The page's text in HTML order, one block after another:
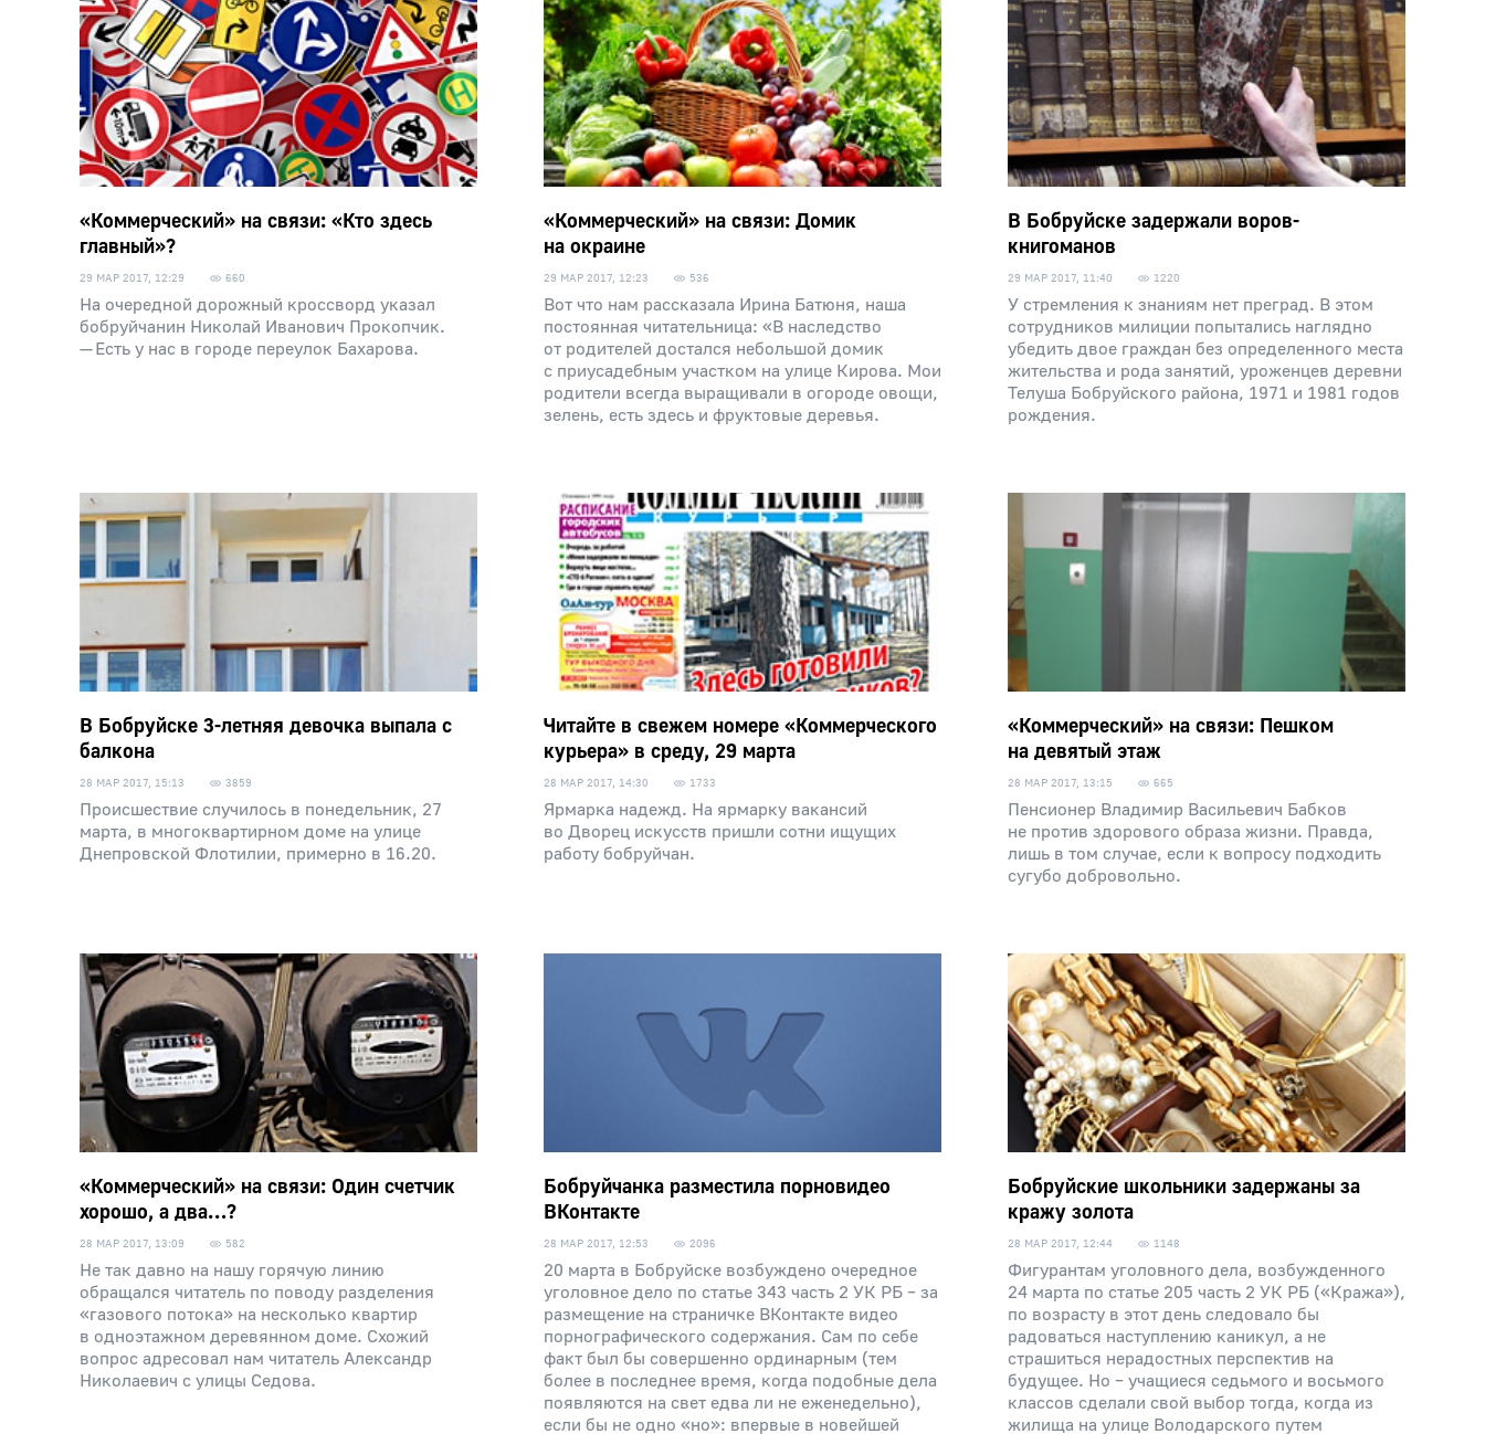
«Коммерческий» на связи: «Кто здесь
главный»?
29 МАР 2017, 12:29 660
На очередной дорожный кроссворд указал
бобруйчанин Николай Иванович Прокопчик.
— Есть у нас в городе переулок Бахарова.
«Коммерческий» на связи: Домик
на окраине
29 МАР 2017, 12:23 536
Вот что нам рассказала Ирина Батюня, наша
постоянная читательница: «В наследство
от родителей достался небольшой домик
с приусадебным участком на улице Кирова. Мои
родители всегда выращивали в огороде овощи,
зелень, есть здесь и фруктовые деревья.
В Бобруйске задержали воров-
книгоманов
29 МАР 2017, 11:40 1220
У стремления к знаниям нет преград. В этом
сотрудников милиции попытались наглядно
убедить двое граждан без определенного места
жительства и рода занятий, уроженцев деревни
Телуша Бобруйского района, 1971 и 1981 годов
рождения.
В Бобруйске 3-летняя девочка выпала с
балкона
28 МАР 2017, 15:13 3859
Происшествие случилось в понедельник, 27
марта, в многоквартирном доме на улице
Днепровской Флотилии, примерно в 16.20.
Читайте в свежем номере «Коммерческого
курьера» в среду, 29 марта
28 МАР 2017, 14:30 1733
Ярмарка надежд. На ярмарку вакансий
во Дворец искусств пришли сотни ищущих
работу бобруйчан.
«Коммерческий» на связи: Пешком
на девятый этаж
28 МАР 2017, 13:15 665
Пенсионер Владимир Васильевич Бабков
не против здорового образа жизни. Правда,
лишь в том случае, если к вопросу подходить
сугубо добровольно.
«Коммерческий» на связи: Один счетчик
хорошо, а два…?
28 МАР 2017, 13:09 582
Не так давно на нашу горячую линию
обращался читатель по поводу разделения
«газового потока» на несколько квартир
в одноэтажном деревянном доме. Схожий
вопрос адресовал нам читатель Александр
Николаевич с улицы Седова.
Бобруйчанка разместила порновидео
ВКонтакте
28 МАР 2017, 12:53 2096
20 марта в Бобруйске возбуждено очередное
уголовное дело по статье 343 часть 2 УК РБ – за
размещение на страничке ВКонтакте видео
порнографического содержания. Сам по себе
факт был бы совершенно ординарным (тем
более в последнее время, когда подобные дела
появляются на свет едва ли не еженедельно),
если бы не одно «но»: впервые в новейшей
Бобруйские школьники задержаны за
кражу золота
28 МАР 2017, 12:44 1148
Фигурантам уголовного дела, возбужденного
24 марта по статье 205 часть 2 УК РБ («Кража»),
по возрасту в этот день следовало бы
радоваться наступлению каникул, а не
страшиться нерадостных перспектив на
будущее. Но – учащиеся седьмого и восьмого
классов сделали свой выбор тогда, когда из
жилища на улице Володарского путем